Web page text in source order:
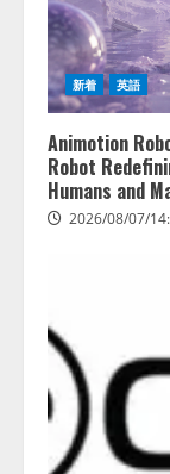
新着 英語
Animotion
Robot
Humans and
2026/08/07/